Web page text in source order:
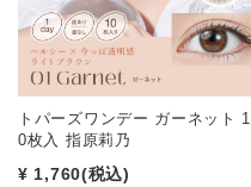
トパーズワンデー ガーネット 1
0枚入 指原莉乃
¥ 1,760(税込)